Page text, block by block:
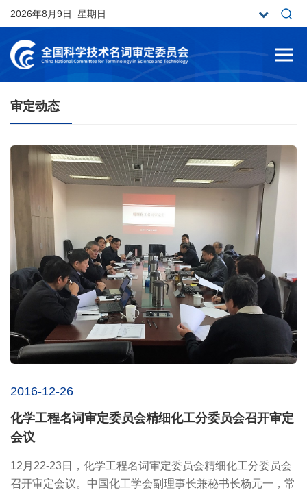
2026年8月9日 星期日
审定动态
2016-12-26
化学工程名词审定委员会精细化工分委员会召开审定
会议
12月22-23日，化学工程名词审定委员会精细化工分委员会
召开审定会议。中国化工学会副理事长兼秘书长杨元一，常